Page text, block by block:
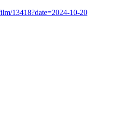
13418?date=2024-10-20